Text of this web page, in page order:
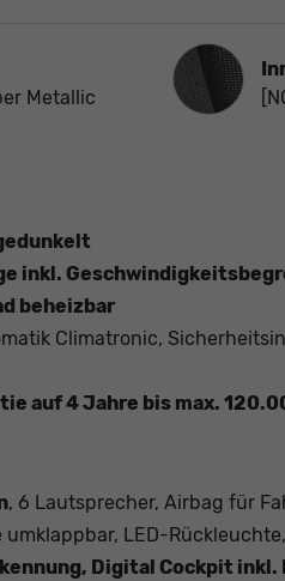
Metallic
inkl.
beheizbar
Climatronic,
auf 4 Jahre bis max.
, 6 Lautsprecher, Airbag für
umklappbar, LED-
Digital Cockpit